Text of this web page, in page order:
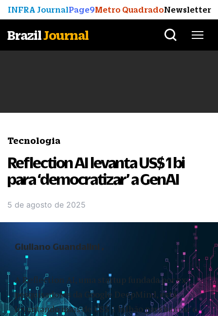
INFRA JournalPage9Metro QuadradoNewsletter
BrazilJournal
Tecnologia
Reflection AI levanta US$ 1 bi
para ‘democratizar’ a GenAI
5 de agosto de 2025
A Reflection AI, uma startup fundada por ex-
pesquisadores da Google DeepMind, está
levantando mais de US$ 1 bilhão para bancar o
Giuliano Guandalini